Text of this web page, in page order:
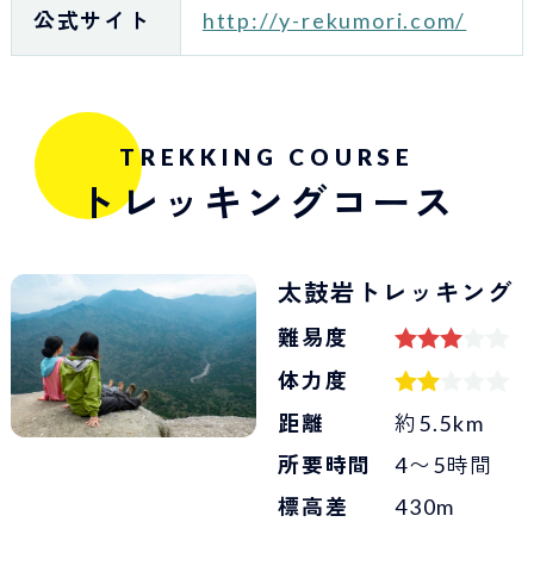
公式サイト http://y-rekumori.com/
TREKKING COURSE
トレッキングコース
太鼓岩トレッキング
難易度
体力度
距離
約5.5km
所要時間
4〜5時間
標高差
430m